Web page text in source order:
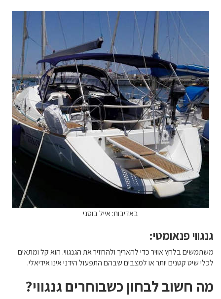
באדיבות: אייל בוסני
גנגווי פנאומטי:
משתמשים בלחץ אוויר כדי להאריך ולהחזיר את הגנגווי. הוא קל ומתאים
לכלי שיט קטנים יותר או למצבים שבהם התפעול הידני אינו אידיאלי.
מה חשוב לבחון כשבוחרים גנגווי?